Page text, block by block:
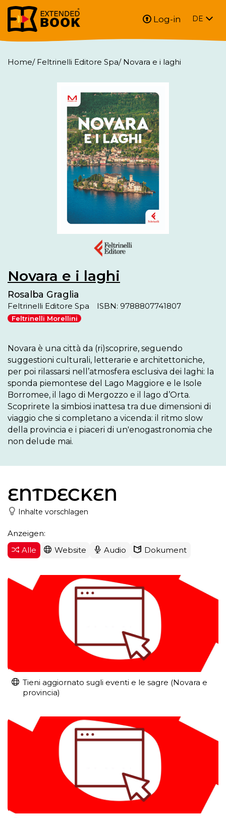
Log-in DE
Home/ Feltrinelli Editore Spa/ Novara e i laghi
Novara e i laghi
Rosalba Graglia
Feltrinelli Editore Spa ISBN: 9788807741807
Feltrinelli Morellini
Novara è una città da (ri)scoprire, seguendo
suggestioni culturali, letterarie e architettoniche,
per poi rilassarsi nell’atmosfera esclusiva dei laghi: la
sponda piemontese del Lago Maggiore e le Isole
Borromee, il lago di Mergozzo e il lago d’Orta.
Scoprirete la simbiosi inattesa tra due dimensioni di
viaggio che si completano a vicenda: il ritmo slow
della provincia e i piaceri di un'enogastronomia che
non delude mai.
ENTDECKEN
Inhalte vorschlagen
Anzeigen:
Alle
Website Audio Dokument
Tieni aggiornato sugli eventi e le sagre (Novara e
provincia)